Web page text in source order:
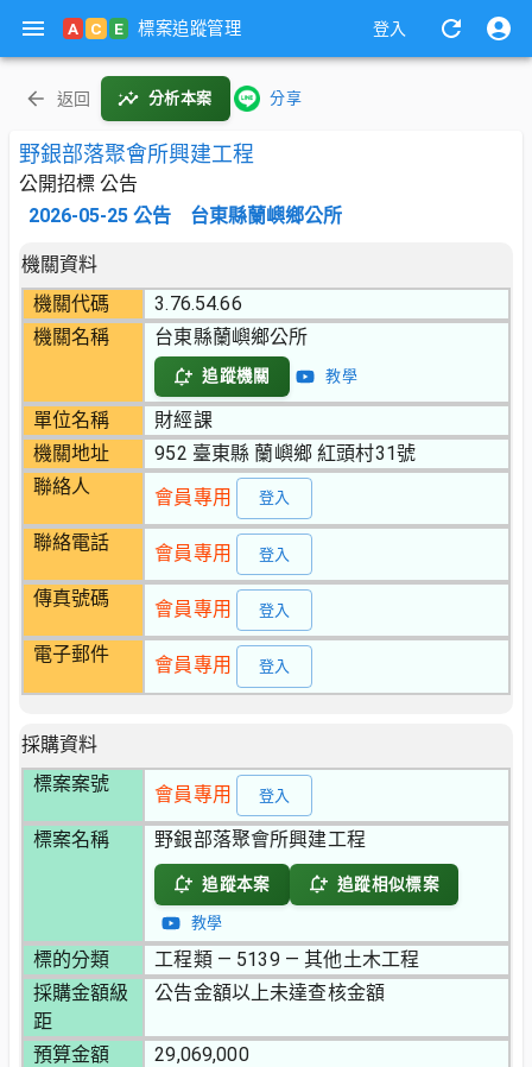
A C E 標案追蹤管理 登入
返回 分析本案 分享
野銀部落聚會所興建工程
公開招標 公告
2026-05-25 公告 台東縣蘭嶼鄉公所
機關資料
機關代碼
3.76.54.66
機關名稱
台東縣蘭嶼鄉公所
追蹤機關 教學
單位名稱
財經課
機關地址
952 臺東縣 蘭嶼鄉 紅頭村31號
聯絡人
會員專用 登入
聯絡電話 會員專用 登入
傳真號碼 會員專用 登入
電子郵件 會員專用 登入
採購資料
標案案號
會員專用 登入
標案名稱 野銀部落聚會所興建工程
追蹤本案 追蹤相似標案
教學
標的分類
工程類 — 5139 — 其他土木工程
採購金額級
距
公告金額以上未達查核金額
預算金額 29,069,000